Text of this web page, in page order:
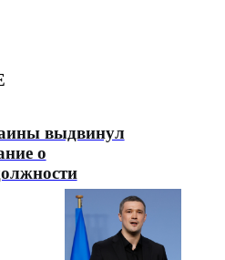
выдвинул
о